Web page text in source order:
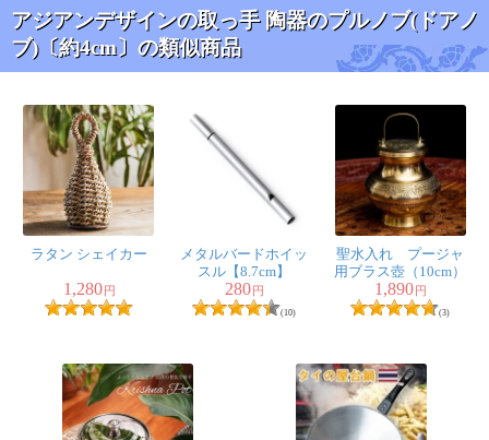
ただ、ネジが長くて、引き出しにつけたところ後ろに突
き出てしまったので、引き出し中は狭くなってしまいま
した。大きさも想像してたより意外と大きかった！
アジアンデザインの
取っ手 陶器のプルノ
ブ(ドアノブ)〔約
4cm〕
★★★
引き出しの取手にしました。
ドアノブなので、ネジが長いです（当たり前か）
可愛くて気に入りました。
アジアンデザインの取っ手 陶器のプルノブ(ドアノ
ブ)〔約4cm〕の類似商品
ラタン シェイカー
1,280円
メタルバードホイッ
スル【8.7cm】
280円
(10)
聖水入れ プージャ
用ブラス壺（10cm）
1,890円
(3)